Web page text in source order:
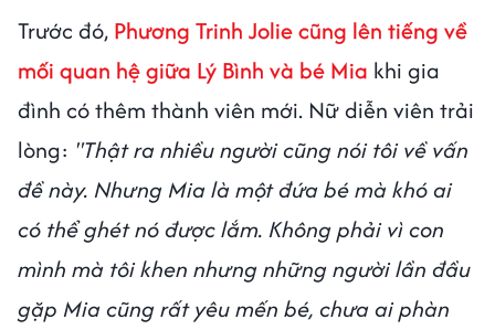
Trước đó, Phương Trinh Jolie cũng lên tiếng về
mối quan hệ giữa Lý Bình và bé Mia khi gia
đình có thêm thành viên mới. Nữ diễn viên trải
lòng: "Thật ra nhiều người cũng nói tôi về vấn
đề này. Nhưng Mia là một đứa bé mà khó ai
có thể ghét nó được lắm. Không phải vì con
mình mà tôi khen nhưng những người lần đầu
gặp Mia cũng rất yêu mến bé, chưa ai phàn